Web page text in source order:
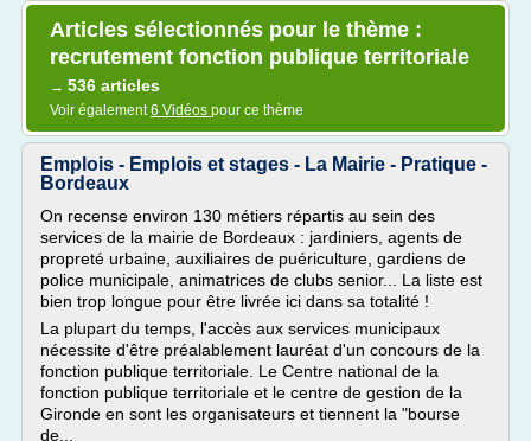
Articles sélectionnés pour le thème :
recrutement fonction publique territoriale
→ 536 articles
Voir également6 Vidéos pour ce thème
Emplois - Emplois et stages - La Mairie - Pratique -
Bordeaux
On recense environ 130 métiers répartis au sein des
services de la mairie de Bordeaux : jardiniers, agents de
propreté urbaine, auxiliaires de puériculture, gardiens de
police municipale, animatrices de clubs senior... La liste est
bien trop longue pour être livrée ici dans sa totalité !
La plupart du temps, l'accès aux services municipaux
nécessite d'être préalablement lauréat d'un concours de la
fonction publique territoriale. Le Centre national de la
fonction publique territoriale et le centre de gestion de la
Gironde en sont les organisateurs et tiennent la "bourse
de...